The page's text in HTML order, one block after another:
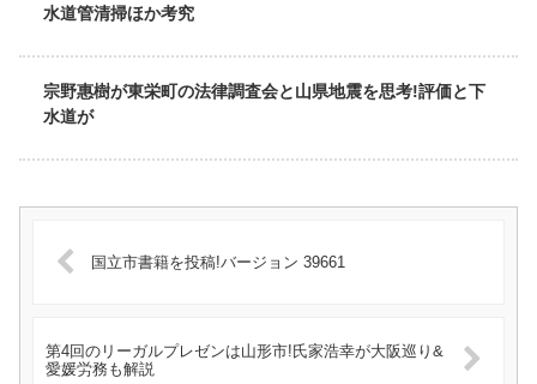
水道管清掃ほか考究
宗野惠樹が東栄町の法律調査会と山県地震を思考!評価と下
水道が
国立市書籍を投稿!バージョン 39661
第4回のリーガルプレゼンは山形市!氏家浩幸が大阪巡り&
愛媛労務も解説